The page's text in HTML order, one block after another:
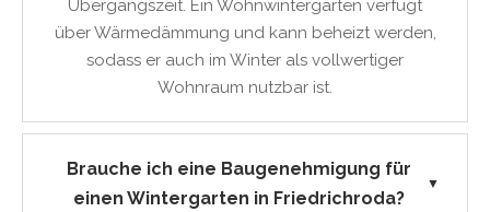
Übergangszeit. Ein Wohnwintergarten verfügt
über Wärmedämmung und kann beheizt werden,
sodass er auch im Winter als vollwertiger
Wohnraum nutzbar ist.
Brauche ich eine Baugenehmigung für
einen Wintergarten in Friedrichroda?
▼